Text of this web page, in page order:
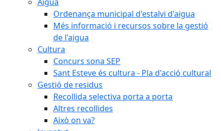
Ordenança municipal d'estalvi d'aigua
Més informació i recursos sobre la gestió
de l'aigua
Cultura
Concurs sona SEP
Sant Esteve és cultura - Pla d'acció cultural
Gestió de residus
Recollida selectiva porta a porta
Altres recollides
Això on va?